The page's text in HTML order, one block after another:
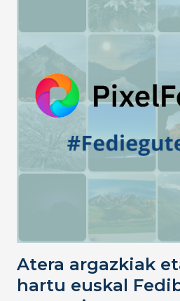
Atera argazkiak
hartu euskal